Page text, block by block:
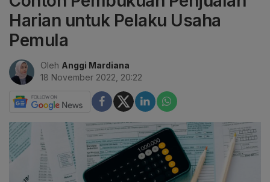
Harian untuk Pelaku Usaha
Pemula
Oleh Anggi Mardiana
18 November 2022, 20:22